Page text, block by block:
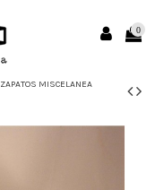
0
ZAPATOS MISCELANEA